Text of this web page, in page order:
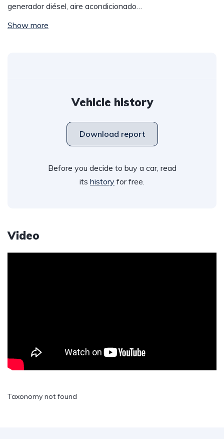
generador diésel, aire acondicionado…
Show more
Vehicle history
Download report
Before you decide to buy a car, read
its history for free.
Video
Taxonomy not found